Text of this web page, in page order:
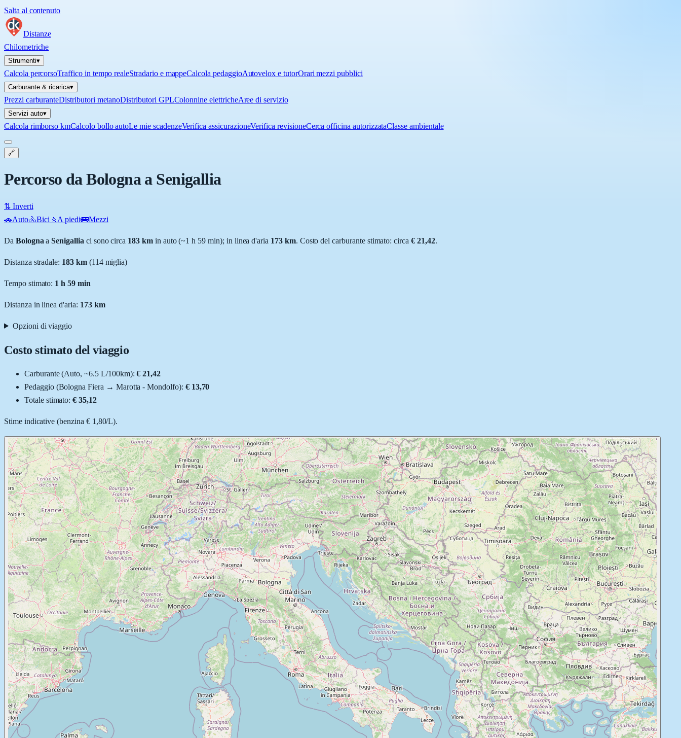
Salta al contenuto
Distanze
Chilometriche
Strumenti▾
Calcola percorsoTraffico in tempo realeStradario e mappeCalcola pedaggioAutovelox e tutorOrari mezzi pubblici
Carburante & ricarica▾
Prezzi carburanteDistributori metanoDistributori GPLColonnine elettricheAree di servizio
Servizi auto▾
Calcola rimborso kmCalcolo bollo autoLe mie scadenzeVerifica assicurazioneVerifica revisioneCerca officina autorizzataClasse ambientale
🔗
Percorso da Bologna a Senigallia
⇅ Inverti
🚗Auto🚴Bici 🚶 A piedi🚌Mezzi
Da Bologna aSenigallia ci sono circa 183 kmin auto (~1 h 59 min); in linea d'aria 173km. Costo del carburante stimato: circa € 21,42.
Distanza stradale: 183km (114miglia)
Tempo stimato: 1 h 59 min
Distanza in linea d'aria: 173km
Opzioni di viaggio
Costo stimato del viaggio
Carburante (Auto, ~6.5 L/100km): € 21,42
Pedaggio (Bologna Fiera → Marotta - Mondolfo): € 13,70
Totale stimato:€ 35,12
Stime indicative (benzina € 1,80/L).